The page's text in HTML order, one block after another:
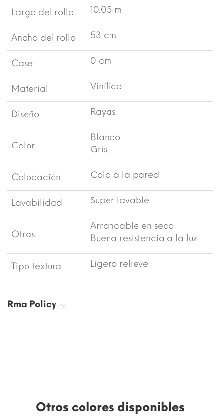
Largo del rollo 10.05 m
Ancho del rollo 53 cm
Case 0 cm
Material Vinílico
Diseño Rayas
Color
Blanco
Gris
Colocación Cola a la pared
Lavabilidad Super lavable
Otras
Arrancable en seco
Buena resistencia a la luz
Tipo textura Ligero relieve
Rma Policy
Otros colores disponibles